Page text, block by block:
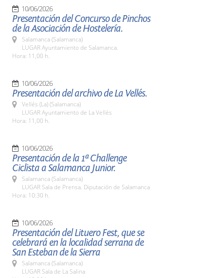
10/06/2026
Presentación del Concurso de Pinchos
de la Asociación de Hostelería.
Salamanca (Salamanca)
LUGAR Ayuntamiento de Salamanca.
Hora: 11,00 h.
10/06/2026
Presentación del archivo de La Vellés.
Vellés (La) (Salamanca)
LUGAR Ayuntamiento de La Vellés
Hora: 11,00 h.
10/06/2026
Presentación de la 1ª Challenge
Ciclista a Salamanca Junior.
Salamanca (Salamanca)
LUGAR Sala de Prensa. Diputación de Salamanca
Hora: 10:30 h.
10/06/2026
Presentación del Lituero Fest, que se
celebrará en la localidad serrana de
San Esteban de la Sierra
Salamanca (Salamanca)
LUGAR Sala de La Salina